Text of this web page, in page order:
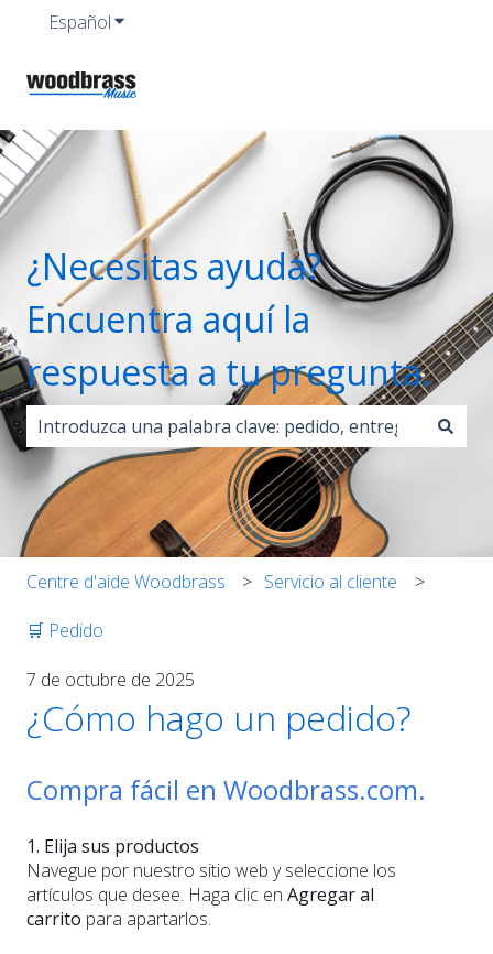
EspañolTraducciones de Mostrar submenú de
¿Necesitas ayuda?
Encuentra aquí la
respuesta a tu pregunta.
No hay sugerencias porque el campo de búsqueda
Centre d'aide Woodbrass Servicio al cliente
🛒 Pedido
7 de octubre de 2025
¿Cómo hago un pedido?
Compra fácil en Woodbrass.com.
1. Elija sus productos
Navegue por nuestro sitio web y seleccione los
artículos que desee. Haga clic en Agregar al
carrito para apartarlos.